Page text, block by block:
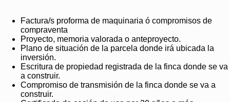
Factura/s proforma de maquinaria ó compromisos de
compraventa
Proyecto, memoria valorada o anteproyecto.
Plano de situación de la parcela donde irá ubicada la
inversión.
Escritura de propiedad registrada de la finca donde se va
a construir.
Compromiso de transmisión de la finca donde se va a
construir.